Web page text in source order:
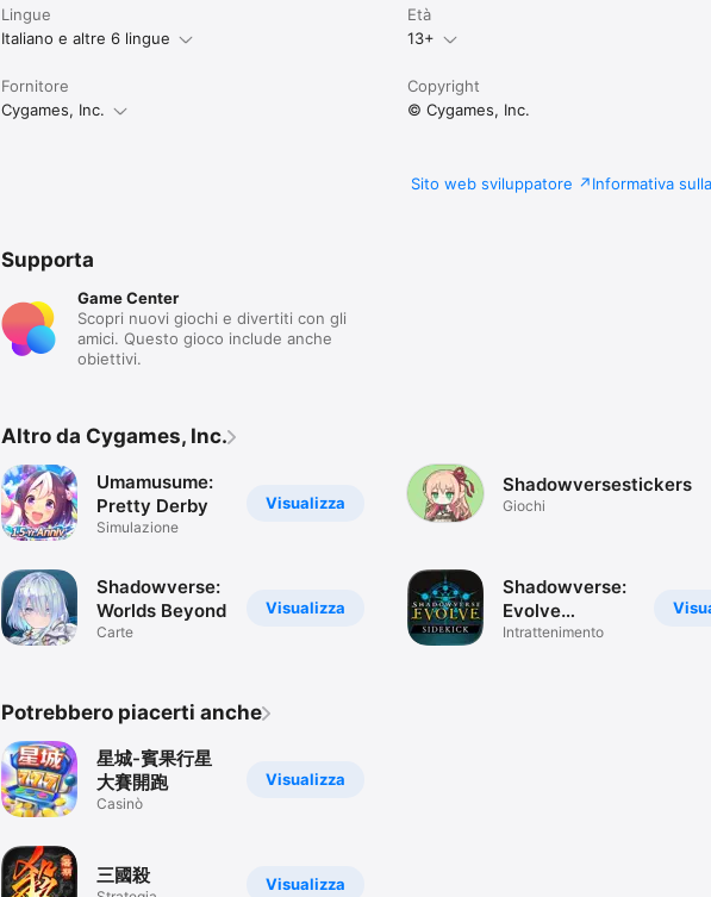
Lingue
Italiano e altre 6 lingue
Età
13+
Fornitore
Cygames, Inc.
Copyright
© Cygames, Inc.
Sito web sviluppatore Informativa
Supporta
Game Center
Scopri nuovi giochi e divertiti con gli
amici. Questo gioco include anche
obiettivi.
Altro da Cygames, Inc.
Visualizza
Umamusume:
Pretty Derby
Simulazione
Visualizza
Shadowverse:
Worlds Beyond
Carte
Shadowversestickers
Giochi
Shadowverse:
Evolve
Sidekick
Intrattenimento
Potrebbero piacerti anche
Visualizza
星城-賓果行星
大賽開跑
Casinò
Visualizza
三國殺